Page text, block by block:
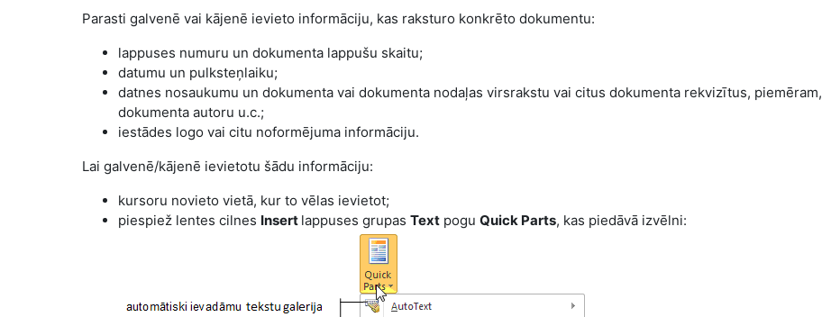
Parasti galvenē vai kājenē ievieto informāciju, kas raksturo konkrēto dokumentu:
lappuses numuru un dokumenta lappušu skaitu;
datumu un pulksteņlaiku;
datnes nosaukumu un dokumenta vai dokumenta nodaļas virsrakstu vai citus dokumenta rekvizītus, piemēram,
dokumenta autoru u.c.;
iestādes logo vai citu noformējuma informāciju.
Lai galvenē/kājenē ievietotu šādu informāciju:
kursoru novieto vietā, kur to vēlas ievietot;
piespiež lentes cilnes Insert lappuses grupas Text pogu Quick Parts, kas piedāvā izvēlni: